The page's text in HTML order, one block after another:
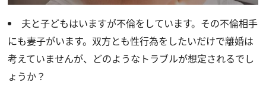
夫と子どもはいますが不倫をしています。その不倫相手
にも妻子がいます。双方とも性行為をしたいだけで離婚は
考えていませんが、どのようなトラブルが想定されるでし
ょうか？